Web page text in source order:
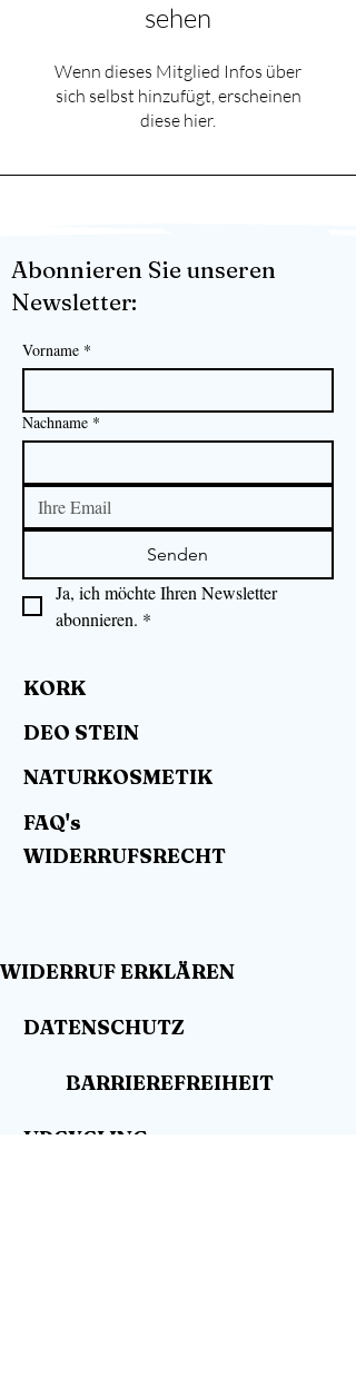
sehen
Wenn dieses Mitglied Infos über
sich selbst hinzufügt, erscheinen
diese hier.
Abonnieren Sie unseren
Newsletter:
Vorname *
Nachname *
Senden
Ja, ich möchte Ihren Newsletter
abonnieren. *
KORK
DEO STEIN
NATURKOSMETIK
FAQ's
WIDERRUFSRECHT
WIDERRUF ERKLÄREN
DATENSCHUTZ
BARRIEREFREIHEIT
UPCYCLING